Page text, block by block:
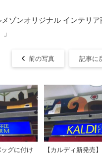
メゾンオリジナル インテリ
前の写真 記事に